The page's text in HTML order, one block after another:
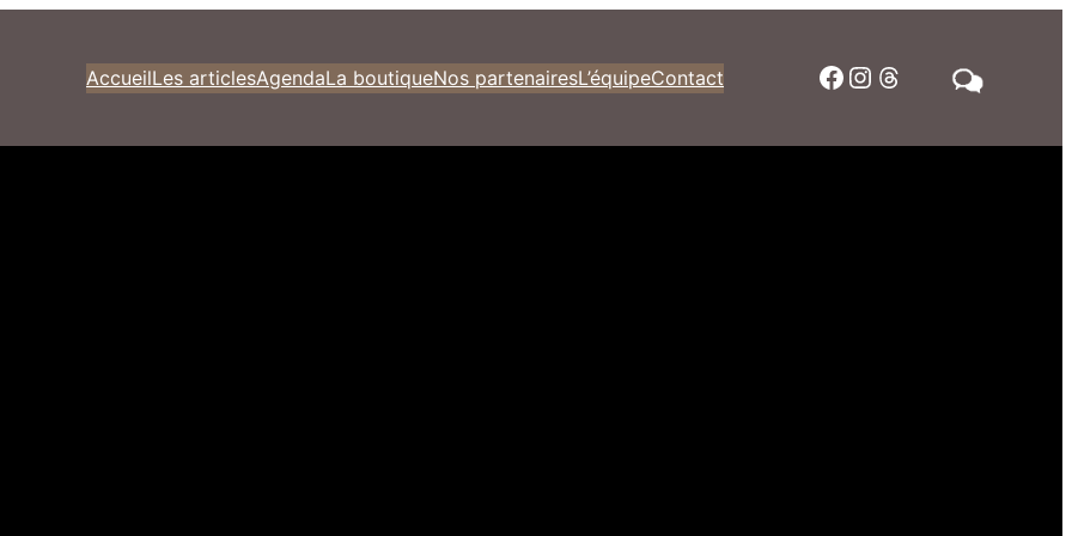
AccueilLes articlesAgendaLa boutiqueNos partenairesL’équipeContact Facebook Instagram Threads